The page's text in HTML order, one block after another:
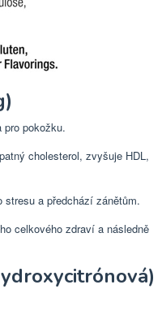
pro pokožku.
cholesterol, zvyšuje HDL,
a předchází zánětům.
celkového zdraví a následně